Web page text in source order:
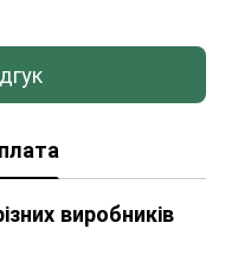
виробників